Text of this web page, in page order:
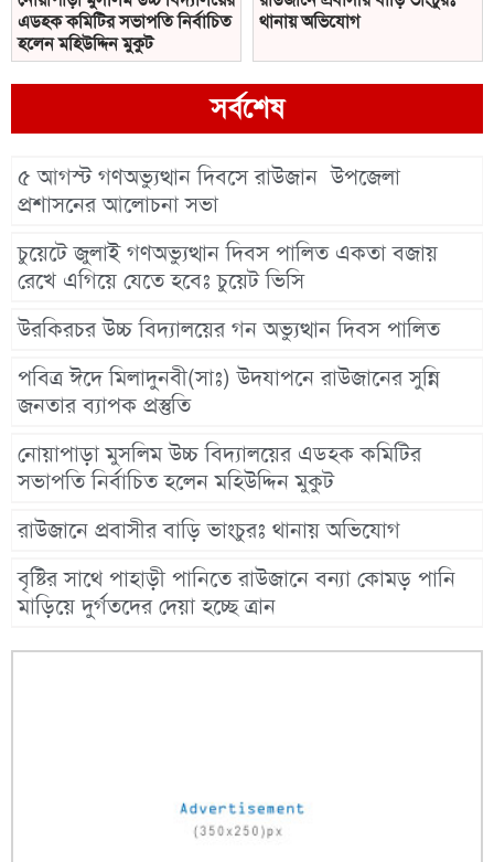
এডহক কমিটির সভাপতি নির্বাচিত
হলেন মহিউদ্দিন মুকুট
থানায় অভিযোগ
সর্বশেষ
৫ আগস্ট গণঅভ্যুত্থান দিবসে রাউজান উপজেলা
প্রশাসনের আলোচনা সভা
চুয়েটে জুলাই গণঅভ্যুত্থান দিবস পালিত একতা বজায়
রেখে এগিয়ে যেতে হবেঃ চুয়েট ভিসি
উরকিরচর উচ্চ বিদ্যালয়ের গন অভ্যুত্থান দিবস পালিত
পবিত্র ঈদে মিলাদুনবী(সাঃ) উদযাপনে রাউজানের সুন্নি
জনতার ব্যাপক প্রস্তুতি
নোয়াপাড়া মুসলিম উচ্চ বিদ্যালয়ের এডহক কমিটির
সভাপতি নির্বাচিত হলেন মহিউদ্দিন মুকুট
রাউজানে প্রবাসীর বাড়ি ভাংচুরঃ থানায় অভিযোগ
বৃষ্টির সাথে পাহাড়ী পানিতে রাউজানে বন্যা কোমড় পানি
মাড়িয়ে দুর্গতদের দেয়া হচ্ছে ত্রান